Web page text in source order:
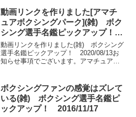
す。 ご参照いただければと思いま
す。 つい...
動画リンクを作りました[アマチ
ュアボクシングパーク](雑) ボク
シング選手名鑑ピックアップ！
2020/08/13
動画リンクを作りました(雑) ボクシング
選手名鑑ピックアップ！ 2020/08/13お
知らせ事項でございます。アマチュアボ
報を集めようと開設いたしました。情報
量の膨...
ボクシングファンの感覚はズレて
いる(雑) ボクシング選手名鑑ピ
ックアップ！ 2016/11/17